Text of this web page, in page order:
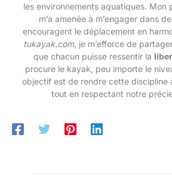
les environnements aquatiques. Mon
m’a amenée à m’engager dans
encouragent le déplacement en
tukayak.com, je m’efforce de
que chacun puisse ressentir la
procure le kayak, peu importe le
objectif est de rendre cette discipline
tout en respectant notre